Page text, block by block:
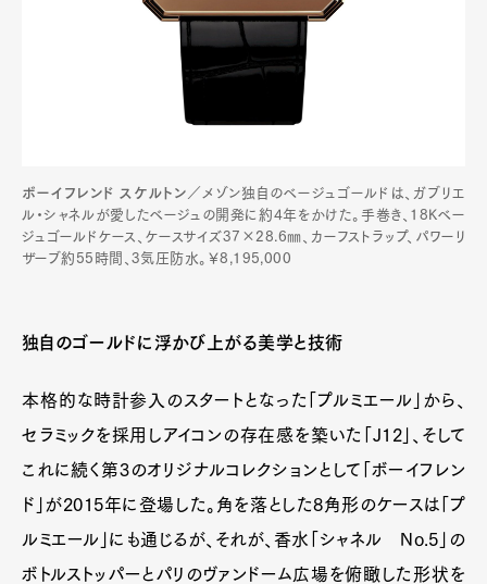
ボーイフレンド スケルトン ／メゾン独自のベージュゴールドは、ガブリエ
ル・シャネルが愛したベージュの開発に約4年をかけた。手巻き、18Kベー
ジュゴールドケース、ケースサイズ37×28.6㎜、カーフストラップ、パワーリ
ザーブ約55時間、3気圧防水。￥8,195,000
独自のゴールドに浮かび上がる美学と技術
本格的な時計参入のスタートとなった「プルミエール」から、
セラミックを採用しアイコンの存在感を築いた「J12」、そして
これに続く第3のオリジナルコレクションとして「ボーイフレン
ド」が2015年に登場した。角を落とした8角形のケースは「プ
ルミエール」にも通じるが、それが、香水「シャネル No.5」の
ボトルストッパーとパリのヴァンドーム広場を俯瞰した形状を